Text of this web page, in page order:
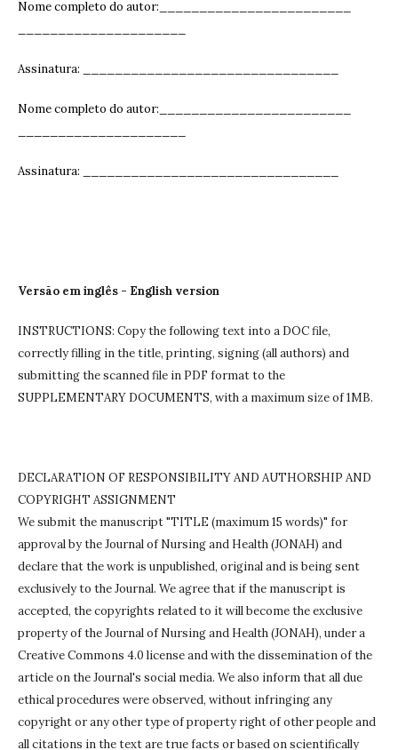
Nome completo do autor:________________________
Assinatura: ______________________________
Nome completo do autor:________________________
Assinatura: ______________________________
Versão em inglês - English version
INSTRUCTIONS: Copy the following text into a DOC file,
correctly filling in the title, printing, signing (all authors) and
submitting the scanned file in PDF format to the
SUPPLEMENTARY DOCUMENTS, with a maximum size of 1MB.
DECLARATION OF RESPONSIBILITY AND AUTHORSHIP AND
COPYRIGHT ASSIGNMENT
We submit the manuscript "TITLE (maximum 15 words)" for
approval by the Journal of Nursing and Health (JONAH) and
declare that the work is unpublished, original and is being sent
exclusively to the Journal. We agree that if the manuscript is
accepted, the copyrights related to it will become the exclusive
property of the Journal of Nursing and Health (JONAH), under a
Creative Commons 4.0 license and with the dissemination of the
article on the Journal's social media. We also inform that all due
ethical procedures were observed, without infringing any
copyright or any other type of property right of other people and
all citations in the text are true facts or based on scientifically